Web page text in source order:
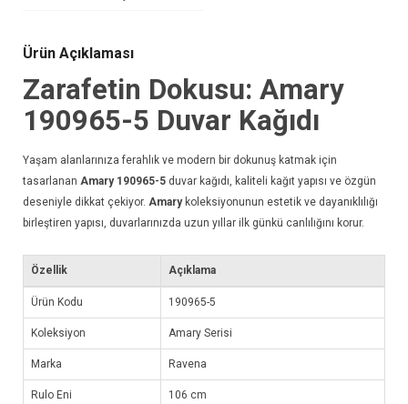
Ürün Açıklaması
Zarafetin Dokusu: Amary
190965-5 Duvar Kağıdı
Yaşam alanlarınıza ferahlık ve modern bir dokunuş katmak için
tasarlanan Amary 190965-5 duvar kağıdı , kaliteli kağıt yapısı ve özgün
deseniyle dikkat çekiyor. Amarykoleksiyonunun estetik ve dayanıklılığı
birleştiren yapısı, duvarlarınızda uzun yıllar ilk günkü canlılığını korur.
Özellik Açıklama
Ürün Kodu 190965-5
Koleksiyon Amary Serisi
Marka Ravena
Rulo Eni 106 cm